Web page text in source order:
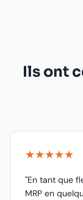
Ils ont
★★★★★
"En tant que
MRP en